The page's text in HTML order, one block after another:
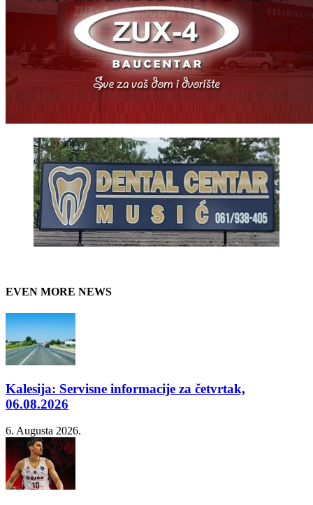
EVEN MORE NEWS
Kalesija: Servisne informacije za četvrtak,
06.08.2026
6. Augusta 2026.